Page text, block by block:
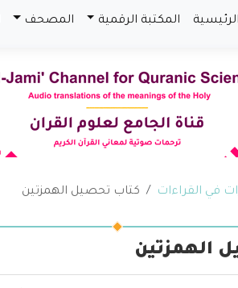
الرئيسية المكتبة الرقمية المصحف
في القراءات كتاب تحصيل الهمزتين
الهمزتين